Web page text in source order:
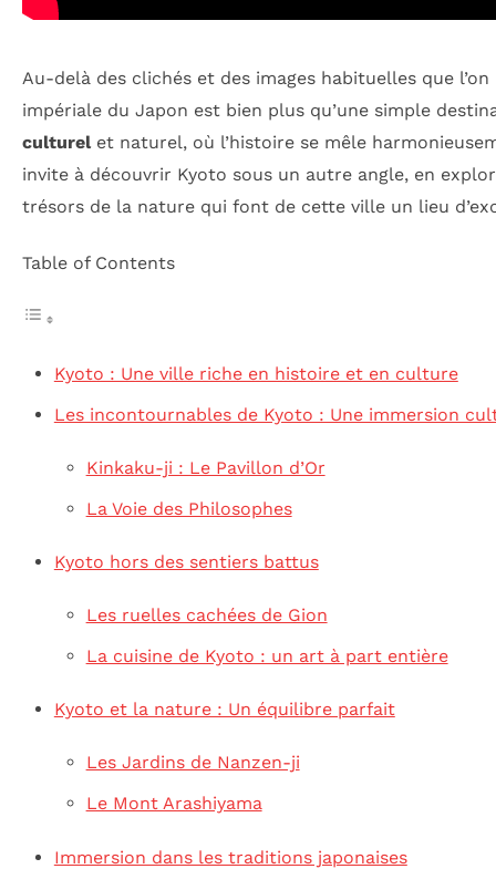
Au-delà des clichés et des images habituelles que
impériale du Japon est bien plus qu’une simple
culturelet naturel, où l’histoire se mêle
invite à découvrir Kyoto sous un autre angle, en
trésors de la nature qui font de cette ville un lieu
Table of Contents
Kyoto : Une ville riche en histoire et en culture
Les incontournables de Kyoto : Une immersion
Kinkaku-ji : Le Pavillon d’Or
La Voie des Philosophes
Kyoto hors des sentiers battus
Les ruelles cachées de Gion
La cuisine de Kyoto : un art à part entière
Kyoto et la nature : Un équilibre parfait
Les Jardins de Nanzen-ji
Le Mont Arashiyama
Immersion dans les traditions japonaises